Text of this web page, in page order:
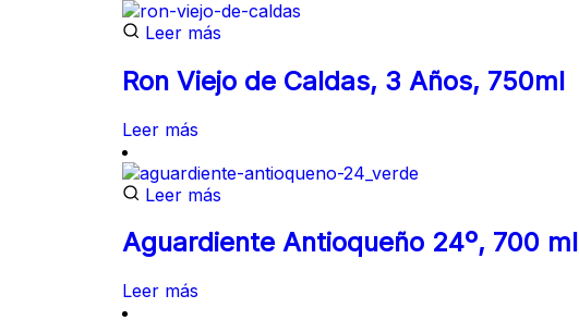
Leer más
Ron Viejo de Caldas, 3 Años, 750ml
Leer más
Leer más
Aguardiente Antioqueño 24º, 700 ml
Leer más